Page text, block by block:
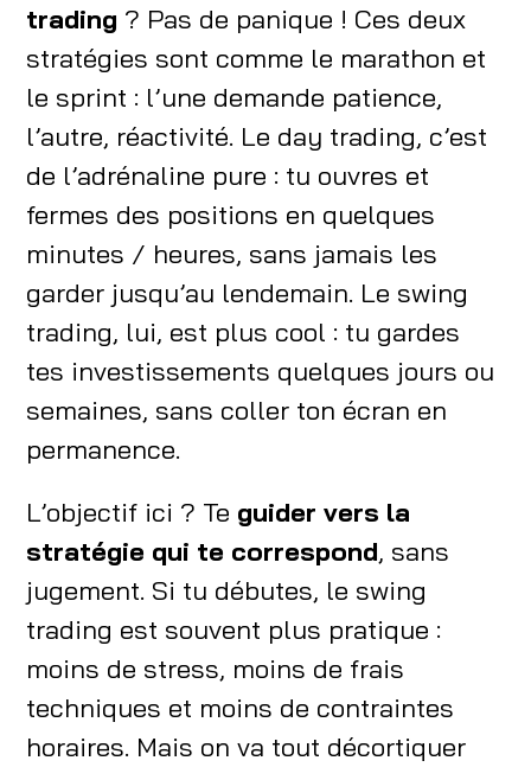
trading ? Pas de panique ! Ces deux
stratégies sont comme le marathon et
le sprint : l’une demande patience,
l’autre, réactivité. Le day trading, c’est
de l’adrénaline pure : tu ouvres et
fermes des positions en quelques
minutes / heures, sans jamais les
garder jusqu’au lendemain. Le swing
trading, lui, est plus cool : tu gardes
tes investissements quelques jours ou
semaines, sans coller ton écran en
permanence.
L’objectif ici ? Te guider vers la
stratégie qui te correspond, sans
jugement. Si tu débutes, le swing
trading est souvent plus pratique :
moins de stress, moins de frais
techniques et moins de contraintes
horaires. Mais on va tout décortiquer